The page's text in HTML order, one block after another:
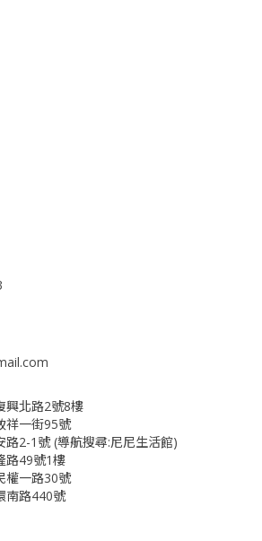
興北路2號8樓
祥一街95號
路2-1號 (導航搜尋:尼尼生活館)
路49號1樓
權一路30號
南路440號